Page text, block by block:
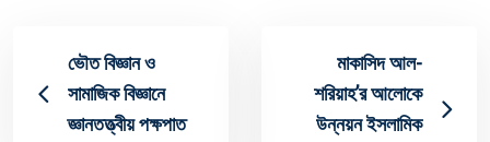
ভৌত বিজ্ঞান ও
সামাজিক বিজ্ঞানে
জ্ঞানতত্ত্বীয় পক্ষপাত
মাকাসিদ আল-
শরিয়াহ’র আলোকে
উন্নয়ন ইসলামিক